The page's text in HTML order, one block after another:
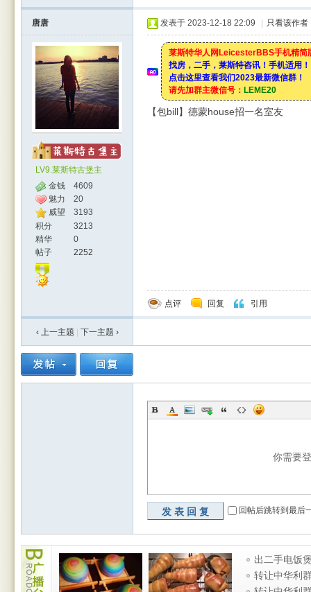
唐唐
LV9.莱斯特古堡主
金钱
4609
魅力
20
威望
3193
积分
3213
精华
0
帖子
2252
发表于 2023-12-18 22:09 只看该作者
莱斯特华人网LeicesterBBS手机精简
找房，二手，莱斯特咨讯！手机适用！
点击这里查看我们2023最新微信群！
请先加群主微信号： LEME20
【包bill】德蒙house招一名室友
点评 回复 引用
‹ 上一主题 下一主题 ›
你需要
发表回复 回帖后跳转到最后
出二手电饭
烧水壶 厨房
转让中华利